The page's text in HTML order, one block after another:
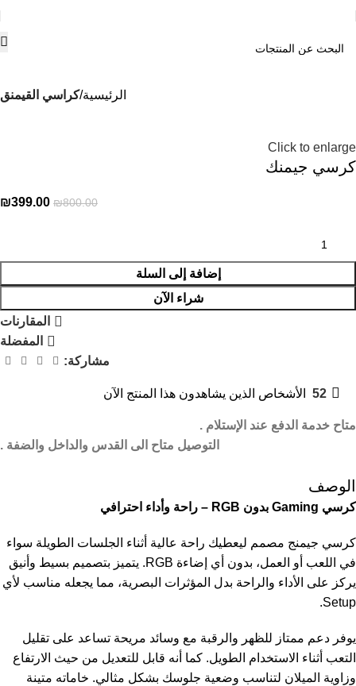
الرئيسية كراسي القيمنق
Click to enlarge
كرسي جيمنك
₪800.00
₪399.00
إضافة إلى السلة
شراء الآن
المقارنات
المفضلة
مشاركة:
52 الأشخاص الذين يشاهدون هذا المنتج الآن
متاح خدمة الدفع عند الإستلام .
التوصيل متاح الى القدس والداخل والضفة .
الوصف
كرسي Gaming بدون RGB – راحة وأداء احترافي
كرسي جيمنج مصمم ليعطيك راحة عالية أثناء الجلسات الطويلة سواء
في اللعب أو العمل، بدون أي إضاءة RGB. يتميز بتصميم بسيط وأنيق
يركز على الأداء والراحة بدل المؤثرات البصرية، مما يجعله مناسب لأي
Setup.
يوفر دعم ممتاز للظهر والرقبة مع وسائد مريحة تساعد على تقليل
التعب أثناء الاستخدام الطويل. كما أنه قابل للتعديل من حيث الارتفاع
وزاوية الميلان لتناسب وضعية جلوسك بشكل مثالي. خاماته متينة